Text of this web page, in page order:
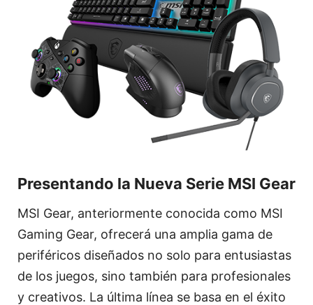
Presentando la Nueva Serie MSI Gear
MSI Gear, anteriormente conocida como MSI
Gaming Gear, ofrecerá una amplia gama de
periféricos diseñados no solo para entusiastas
de los juegos, sino también para profesionales
y creativos. La última línea se basa en el éxito